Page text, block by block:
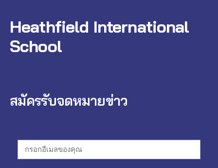
Heathfield International
School
สมัครรับจดหมายข่าว